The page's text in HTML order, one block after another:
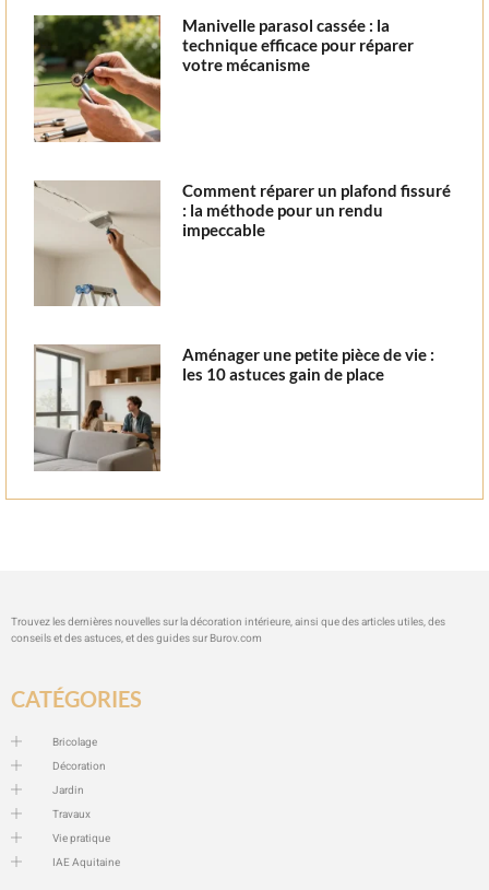
Manivelle parasol cassée : la
technique efficace pour réparer
votre mécanisme
Comment réparer un plafond fissuré
: la méthode pour un rendu
impeccable
Aménager une petite pièce de vie :
les 10 astuces gain de place
Trouvez les dernières nouvelles sur la décoration intérieure, ainsi que des articles utiles, des
conseils et des astuces, et des guides sur Burov.com
CATÉGORIES
Bricolage
Décoration
Jardin
Travaux
Vie pratique
IAE Aquitaine